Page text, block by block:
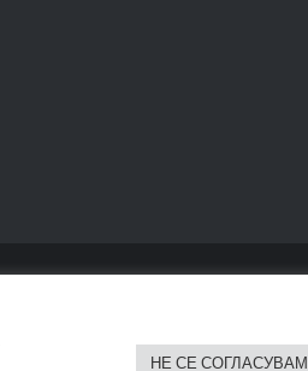
НЕ СЕ СОГЛАСУВАМ